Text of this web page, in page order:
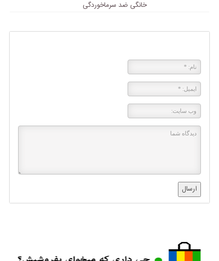
خانگی ضد سرماخوردگی
ارسال